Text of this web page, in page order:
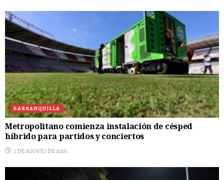
BARRANQUILLA
Metropolitano comienza instalación de césped
híbrido para partidos y conciertos
2 DE AGOSTO DE 2026